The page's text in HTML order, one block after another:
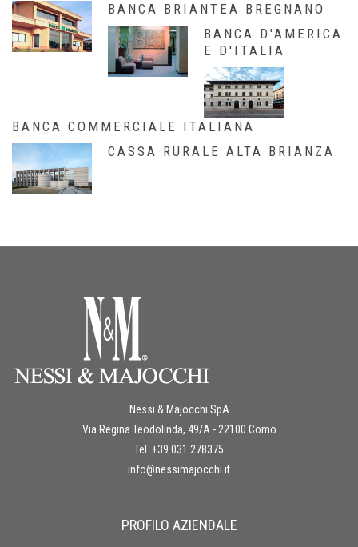
BANCA BRIANTEA BREGNANO
BANCA D'AMERICA
E D'ITALIA
BANCA COMMERCIALE ITALIANA
CASSA RURALE ALTA BRIANZA
Nessi & Majocchi SpA
Via Regina Teodolinda, 49/A - 22100 Como
Tel. +39 031 278375
info@nessimajocchi.it
PROFILO AZIENDALE